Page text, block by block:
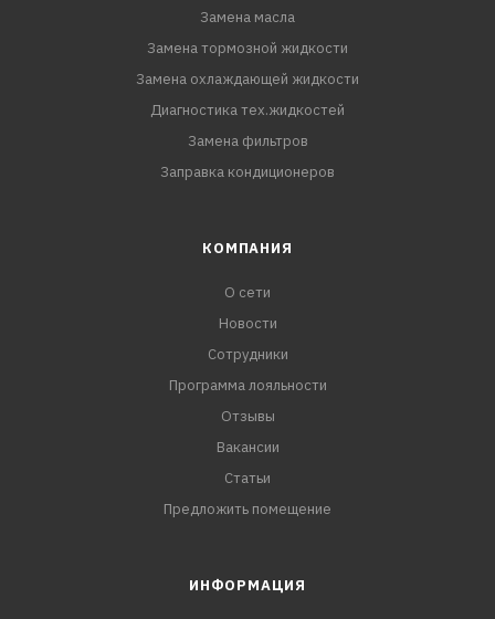
Замена масла
Замена тормозной жидкости
Замена охлаждающей жидкости
Диагностика тех.жидкостей
Замена фильтров
Заправка кондиционеров
КОМПАНИЯ
О сети
Новости
Сотрудники
Программа лояльности
Отзывы
Вакансии
Статьи
Предложить помещение
ИНФОРМАЦИЯ